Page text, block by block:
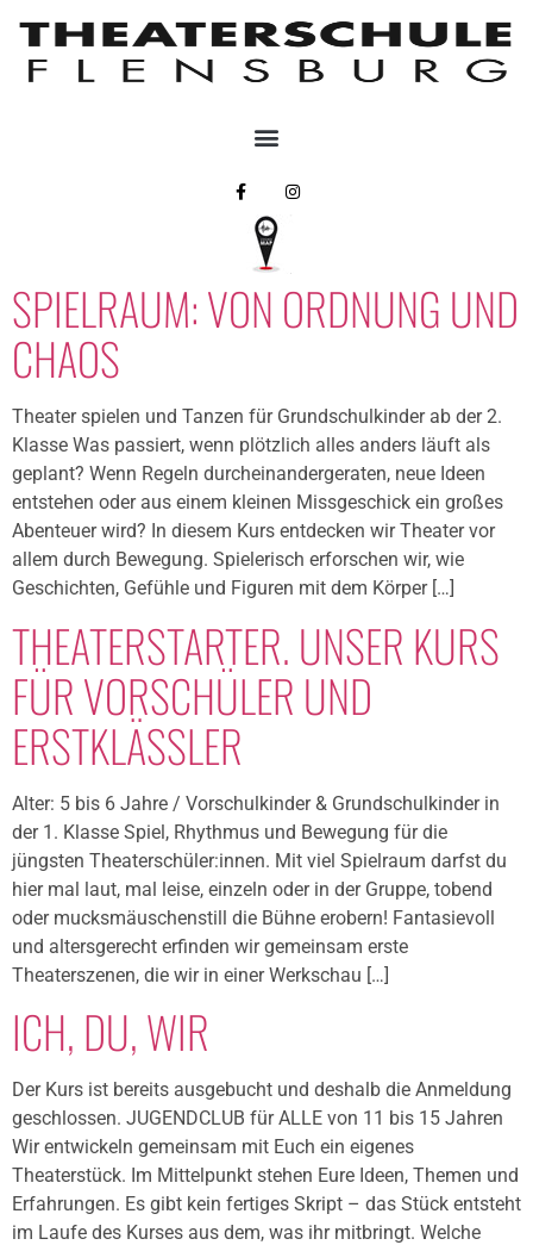
SPIELRAUM: VON ORDNUNG UND
CHAOS
Theater spielen und Tanzen für Grundschulkinder ab der 2.
Klasse Was passiert, wenn plötzlich alles anders läuft als
geplant? Wenn Regeln durcheinandergeraten, neue Ideen
entstehen oder aus einem kleinen Missgeschick ein großes
Abenteuer wird? In diesem Kurs entdecken wir Theater vor
allem durch Bewegung. Spielerisch erforschen wir, wie
Geschichten, Gefühle und Figuren mit dem Körper […]
THEATERSTARTER. UNSER KURS
FÜR VORSCHÜLER UND
ERSTKLÄSSLER
Alter: 5 bis 6 Jahre / Vorschulkinder & Grundschulkinder in
der 1. Klasse Spiel, Rhythmus und Bewegung für die
jüngsten Theaterschüler:innen. Mit viel Spielraum darfst du
hier mal laut, mal leise, einzeln oder in der Gruppe, tobend
oder mucksmäuschenstill die Bühne erobern! Fantasievoll
und altersgerecht erfinden wir gemeinsam erste
Theaterszenen, die wir in einer Werkschau […]
ICH, DU, WIR
Der Kurs ist bereits ausgebucht und deshalb die Anmeldung
geschlossen. JUGENDCLUB für ALLE von 11 bis 15 Jahren
Wir entwickeln gemeinsam mit Euch ein eigenes
Theaterstück. Im Mittelpunkt stehen Eure Ideen, Themen und
Erfahrungen. Es gibt kein fertiges Skript – das Stück entsteht
im Laufe des Kurses aus dem, was ihr mitbringt. Welche